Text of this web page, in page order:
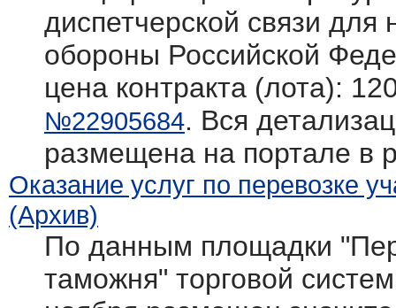
диспетчерской связи
обороны Российской
цена контракта (лота):
№22905684. Вся
размещена на портале в
Оказание услуг по перевозке
(Архив)
По данным площадки
таможня" торговой